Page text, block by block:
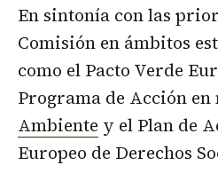
En sintonía con las
Comisión en ámbitos
como el Pacto Verde
Programa de Acción en
Ambiente y el Plan de
Europeo de Derechos